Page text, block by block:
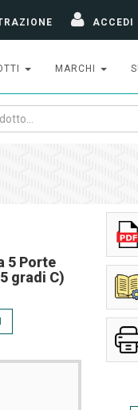
ACCEDI
MARCHI
5 Porte
gradi C)